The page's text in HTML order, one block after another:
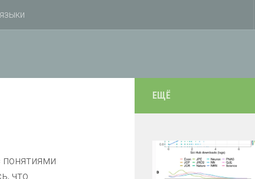
понятиями
что
ЕЩЁ